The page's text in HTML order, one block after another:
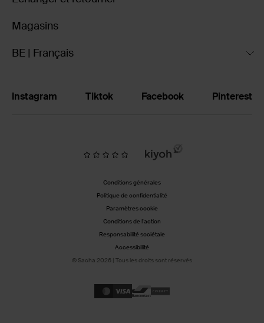
Magasins
BE | Français
Instagram Tiktok Facebook Pinterest
Conditions générales
Politique de confidentialité
Paramètres cookie
Conditions de l'action
Responsabilité sociétale
Accessibilité
© Sacha 2026 | Tous les droits sont réservés